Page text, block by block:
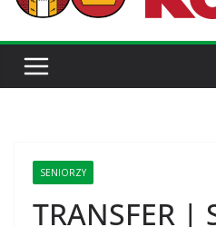
SENIORZY
TRANSFER |